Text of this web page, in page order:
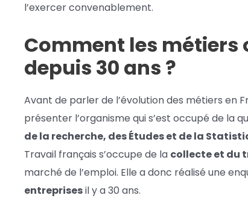
l’exercer convenablement.
Comment les métiers
depuis 30 ans ?
Avant de parler de l’évolution des métiers en
présenter l’organisme qui s’est occupé de la
de la recherche, des Études et de la
Travail français s’occupe de la collecte et du
marché de l’emploi. Elle a donc réalisé une
entreprisesil y a 30 ans.